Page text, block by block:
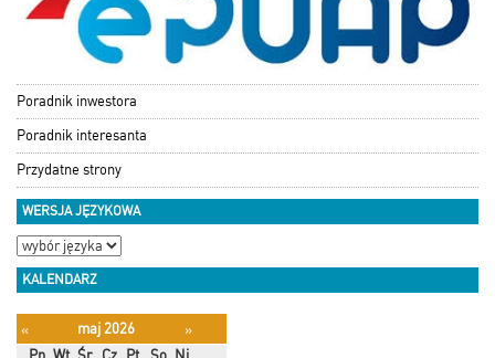
Poradnik inwestora
Poradnik interesanta
Przydatne strony
WERSJA JĘZYKOWA
KALENDARZ
« maj 2026
»